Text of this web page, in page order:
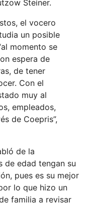
Steiner.
el vocero
un posible
momento se
espera de
de tener
Con el
muy al
empleados,
de Coepris”,
de la
de edad tengan su
pues es su mejor
lo que hizo un
familia a revisar